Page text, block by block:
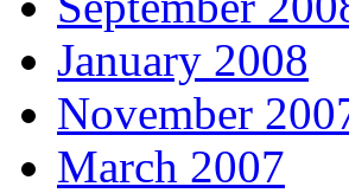
January 2008
November
March 2007